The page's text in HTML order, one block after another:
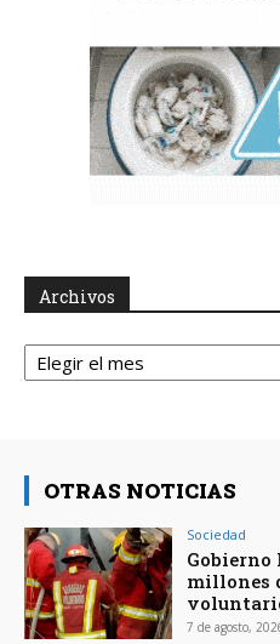
Archivos
Archivos
OTRAS NOTICIAS
Sociedad
Gobierno
millones
7 de agosto,